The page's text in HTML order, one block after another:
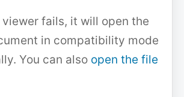
fails, it will open the
in compatibility mode
You can also open the file